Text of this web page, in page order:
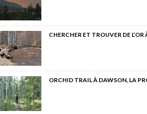
CHERCHER ET TROUVER DE
ORCHID TRAIL À DAWSON, LA